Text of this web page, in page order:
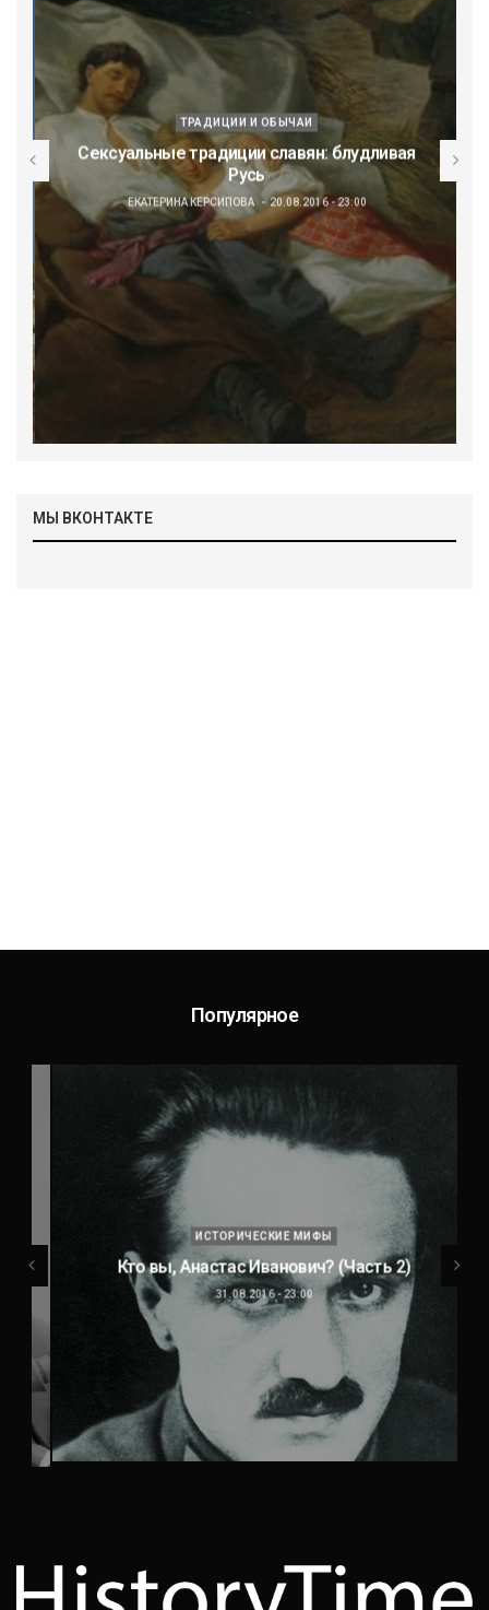
ТРАДИЦИИ И ОБЫЧАИ
Сексуальные традиции славян: блудливая
Русь
ЕКАТЕРИНА КЕРСИПОВА 20.08.2016 - 23:00
МЫ ВКОНТАКТЕ
Популярное
ИСТОРИЧЕСКИЕ МИФЫ
Кто вы, Анастас Иванович? (Часть 2)
31.08.2016 - 23:00